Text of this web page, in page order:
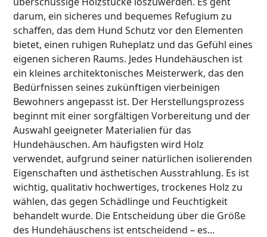
darum, ein sicheres und bequemes Refugium zu
schaffen, das dem Hund Schutz vor den Elementen
bietet, einen ruhigen Ruheplatz und das Gefühl eines
eigenen sicheren Raums. Jedes Hundehäuschen ist
ein kleines architektonisches Meisterwerk, das den
Bedürfnissen seines zukünftigen vierbeinigen
Bewohners angepasst ist. Der Herstellungsprozess
beginnt mit einer sorgfältigen Vorbereitung und der
Auswahl geeigneter Materialien für das
Hundehäuschen. Am häufigsten wird Holz
verwendet, aufgrund seiner natürlichen isolierenden
Eigenschaften und ästhetischen Ausstrahlung. Es ist
wichtig, qualitativ hochwertiges, trockenes Holz zu
wählen, das gegen Schädlinge und Feuchtigkeit
behandelt wurde. Die Entscheidung über die Größe
des Hundehäuschens ist entscheidend – es...